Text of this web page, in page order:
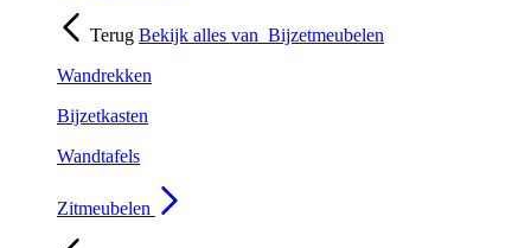
Terug Bekijk alles van Bijzetmeubelen
Wandrekken
Bijzetkasten
Wandtafels
Zitmeubelen